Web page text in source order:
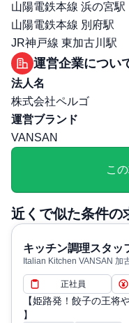
受動喫煙対策（喫煙ル
選考プロセス
面接回数: 1回
選考プロセス詳細: 1次
その他
退職・定年に関する補
山陽電鉄本線 浜の宮駅
山陽電鉄本線 別府駅
JR神戸線 東加古川駅
運営企業につい
法人名
株式会社ペルゴ
運営ブランド
VANSAN
こ
近くで似た条件の
キッチン調理スタッ
Italian Kitchen VANSAN 加
正社員
【姫路発！餃子の王将
】